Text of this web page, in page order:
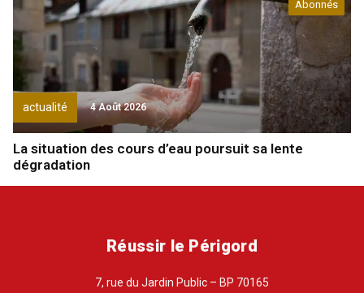
actualité
Abonnés
4 Août 2026
La situation des cours d’eau poursuit sa lente
dégradation
Réussir le Périgord
7, rue du Jardin Public – BP 70165